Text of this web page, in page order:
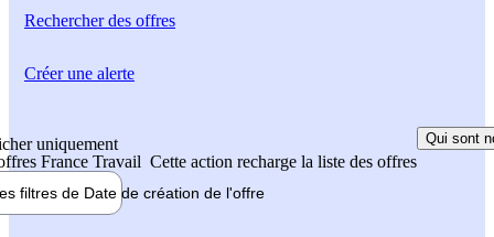
Rechercherdes offres
uniquement
France Travail Cette action recharge la liste des offres
Qui sont
filtres de Date de création de l'offre
Créer une alerte